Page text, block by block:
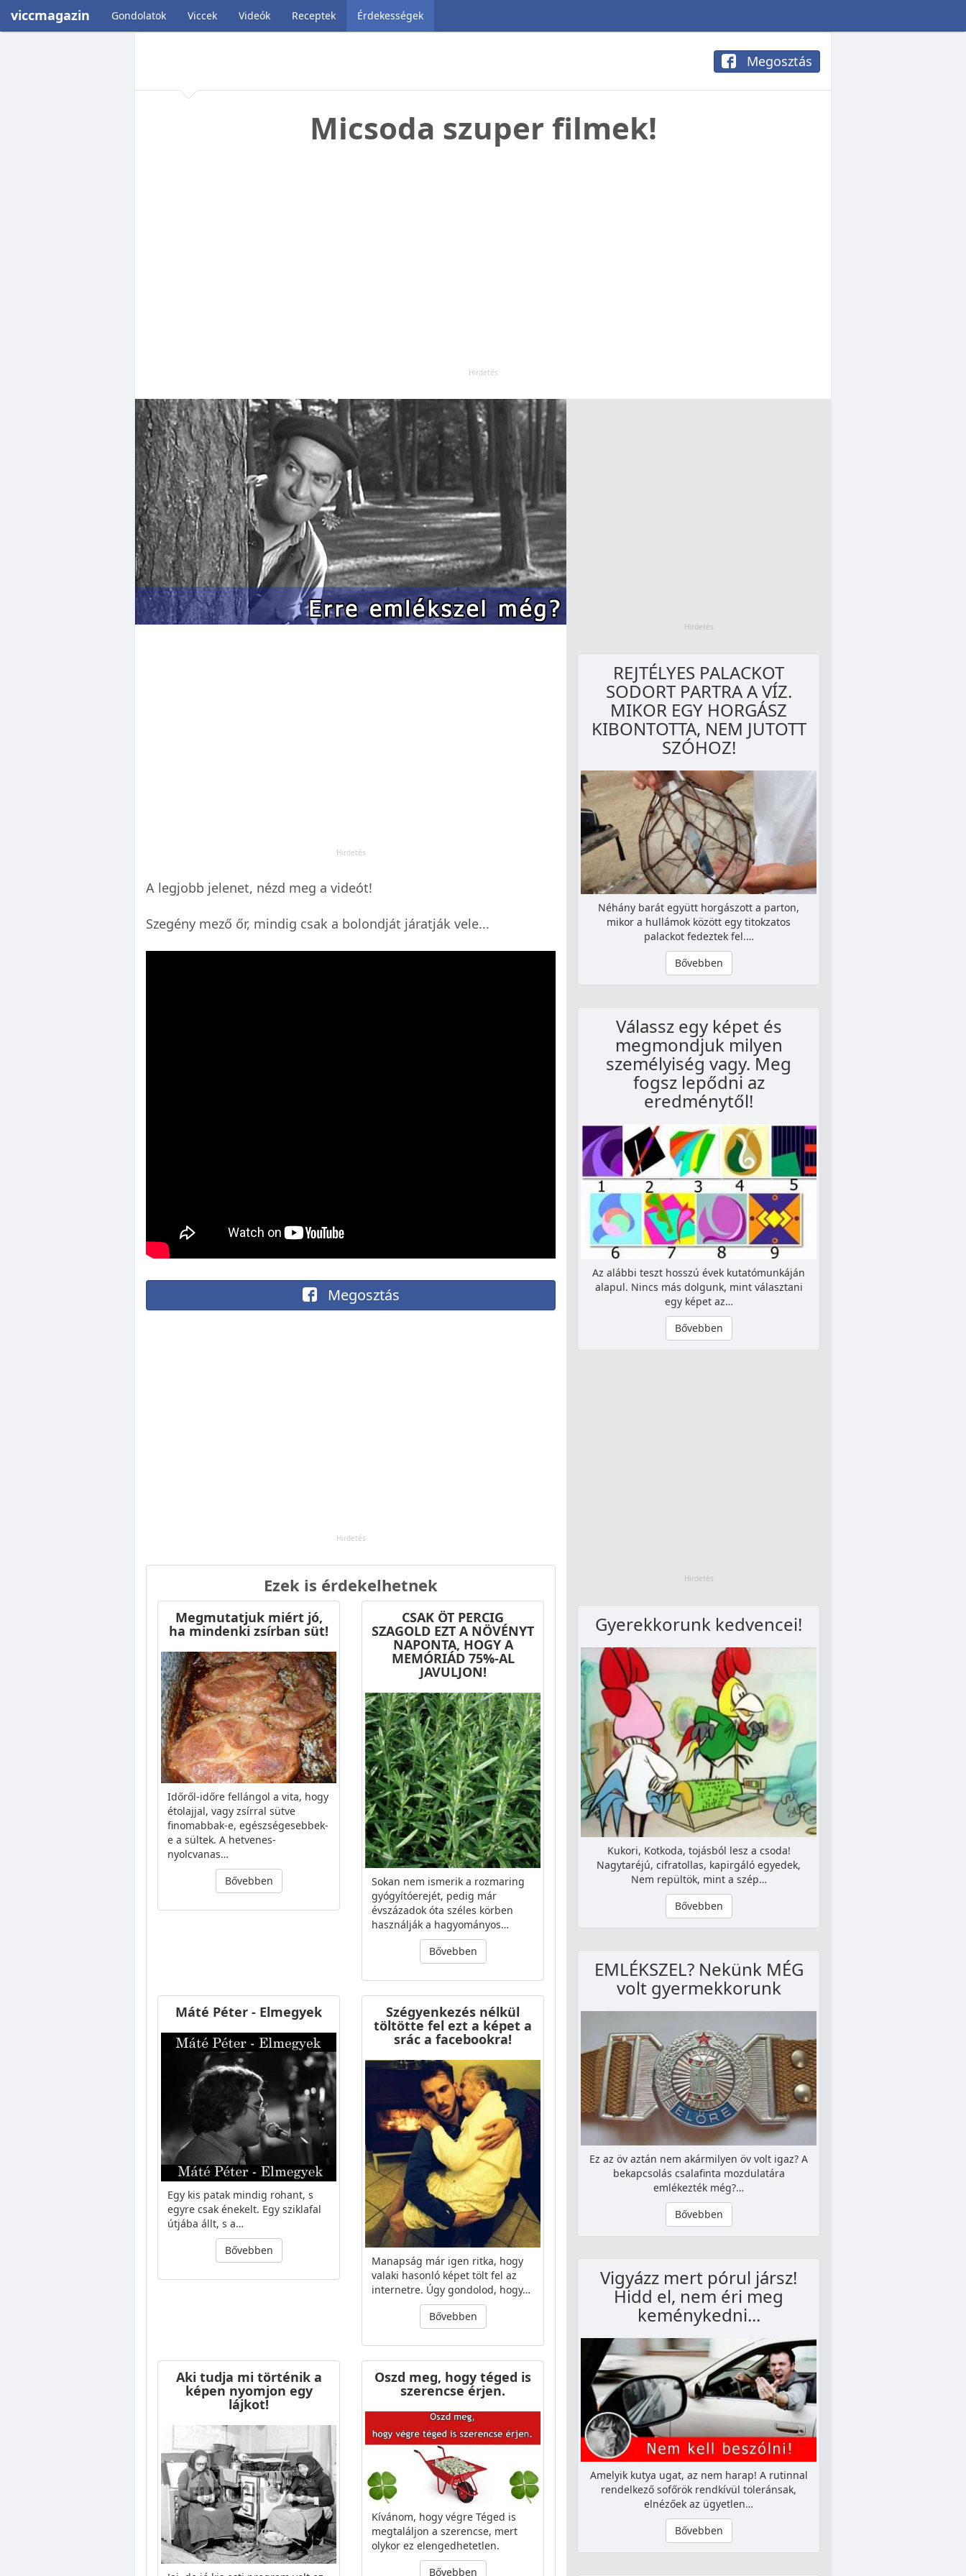
viccmagazin Gondolatok Viccek Videók Receptek Érdekességek
Megosztás
Micsoda szuper filmek!
A legjobb jelenet, nézd meg a videót!
Szegény mező őr, mindig csak a bolondját járatják vele...
Megosztás
Ezek is érdekelhetnek
Megmutatjuk miért jó,
ha mindenki zsírban süt!
Időről-időre fellángol a vita, hogy
étolajjal, vagy zsírral sütve
finomabbak-e, egészségesebbek-
e a sültek. A hetvenes-
nyolcvanas…
Bővebben
CSAK ÖT PERCIG
SZAGOLD EZT A NÖVÉNYT
NAPONTA, HOGY A
MEMÓRIÁD 75%-AL
JAVULJON!
Sokan nem ismerik a rozmaring
gyógyítóerejét, pedig már
évszázadok óta széles körben
használják a hagyományos…
Bővebben
Máté Péter - Elmegyek
Egy kis patak mindig rohant, s
egyre csak énekelt. Egy sziklafal
útjába állt, s a…
Bővebben
Szégyenkezés nélkül
töltötte fel ezt a képet a
srác a facebookra!
Manapság már igen ritka, hogy
valaki hasonló képet tölt fel az
internetre. Úgy gondolod, hogy…
Bővebben
Aki tudja mi történik a
képen nyomjon egy
lájkot!
Oszd meg, hogy téged is
szerencse érjen.
Kívánom, hogy végre Téged is
megtaláljon a szerencse, mert
olykor ez elengedhetetlen.
Bővebben
REJTÉLYES PALACKOT
SODORT PARTRA A VÍZ.
MIKOR EGY HORGÁSZ
KIBONTOTTA, NEM JUTOTT
SZÓHOZ!
Néhány barát együtt horgászott a parton,
mikor a hullámok között egy titokzatos
palackot fedeztek fel.…
Bővebben
Válassz egy képet és
megmondjuk milyen
személyiség vagy. Meg
fogsz lepődni az
eredménytől!
Az alábbi teszt hosszú évek kutatómunkáján
alapul. Nincs más dolgunk, mint választani
egy képet az…
Bővebben
Gyerekkorunk kedvencei!
Kukori, Kotkoda, tojásból lesz a csoda!
Nagytaréjú, cifratollas, kapirgáló egyedek,
Nem repültök, mint a szép…
Bővebben
EMLÉKSZEL? Nekünk MÉG
volt gyermekkorunk
Ez az öv aztán nem akármilyen öv volt igaz? A
bekapcsolás csalafinta mozdulatára
emlékezték még?…
Bővebben
Vigyázz mert pórul jársz!
Hidd el, nem éri meg
keménykedni...
Amelyik kutya ugat, az nem harap! A rutinnal
rendelkező sofőrök rendkívül toleránsak,
elnézőek az ügyetlen…
Bővebben